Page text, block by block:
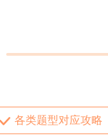
各类题型对应攻略